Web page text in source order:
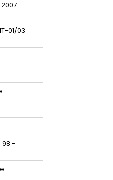
2007 -
01/03
98 -